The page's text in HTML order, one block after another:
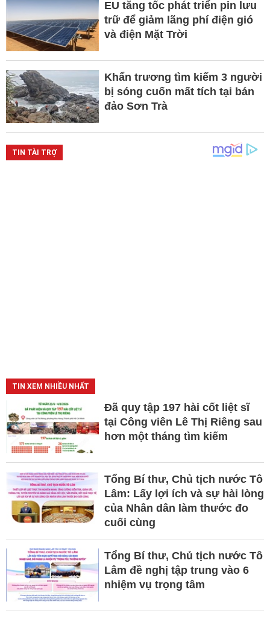
EU tăng tốc phát triển pin lưu
trữ để giảm lãng phí điện gió
và điện Mặt Trời
Khẩn trương tìm kiếm 3 người
bị sóng cuốn mất tích tại bán
đảo Sơn Trà
TIN XEM NHIỀU NHẤT
Đã quy tập 197 hài cốt liệt sĩ
tại Công viên Lê Thị Riêng sau
hơn một tháng tìm kiếm
Tổng Bí thư, Chủ tịch nước Tô
Lâm: Lấy lợi ích và sự hài lòng
của Nhân dân làm thước đo
cuối cùng
Tổng Bí thư, Chủ tịch nước Tô
Lâm đề nghị tập trung vào 6
nhiệm vụ trọng tâm